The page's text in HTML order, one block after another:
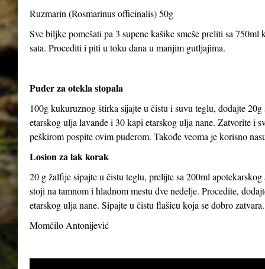
Ruzmarin (Rosmarinus officinalis) 50g
Sve biljke pomešati pa 3 supene kašike smeše preliti sa
sata. Procediti i piti u toku dana u manjim gutljajima.
Puder za otekla stopala
100g kukuruznog štirka sijajte u čistu i suvu teglu, dodajte
etarskog ulja lavande i 30 kapi etarskog ulja nane. Zatvorite i
peškirom pospite ovim puderom. Takođe veoma je korisno
Losion za lak korak
20 g žalfije sipajte u čistu teglu, prelijte sa 200ml
stoji na tamnom i hladnom mestu dve nedelje. Procedite,
etarskog ulja nane. Sipajte u čistu flašicu koja se dobro
Momčilo Antonijević